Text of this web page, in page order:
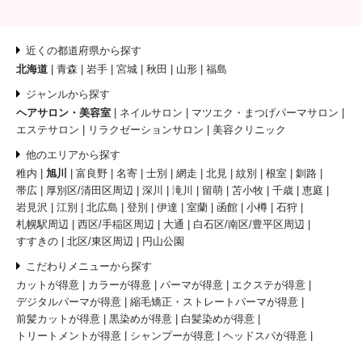
近くの都道府県から探す
北海道
青森 岩手 宮城 秋田 山形 福島
ジャンルから探す
ヘアサロン・美容室
ネイルサロン
マツエク・まつげパーマサロン
エステサロン
リラクゼーションサロン 美容クリニック
他のエリアから探す
稚内
旭川 富良野 名寄 士別 網走 北見 紋別 根室
釧路
帯広
厚別区/清田区周辺 深川 滝川 留萌 苫小牧 千歳
恵庭
岩見沢
江別 北広島 登別 伊達 室蘭 函館 小樽
石狩
札幌駅周辺
西区/手稲区周辺 大通
白石区/南区/豊平区周辺
すすきの
北区/東区周辺 円山公園
こだわりメニューから探す
カットが得意
カラーが得意 パーマが得意
エクステが得意
デジタルパーマが得意
縮毛矯正・ストレートパーマが得意
前髪カットが得意
黒染めが得意
白髪染めが得意
トリートメントが得意
シャンプーが得意
ヘッドスパが得意